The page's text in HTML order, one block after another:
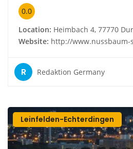
0.0
Location: Heimbach 4, 77770
Website: http://www.nussbaum-
R Redaktion Germany
Leinfelden-Echterdingen